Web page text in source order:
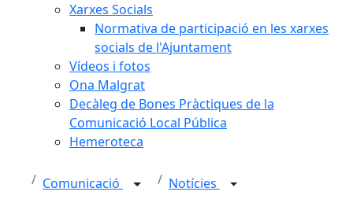
Xarxes Socials
Normativa de participació en les xarxes
socials de l'Ajuntament
Vídeos i fotos
Ona Malgrat
Decàleg de Bones Pràctiques de la
Comunicació Local Pública
Hemeroteca
Comunicació Notícies